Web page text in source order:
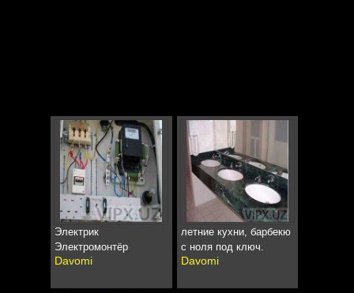
Электрик
Электромонтёр
Davomi
летние кухни, барбекю
с ноля под ключ.
Davomi